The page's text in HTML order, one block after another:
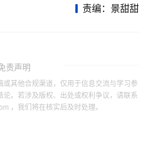
责编：景甜甜
责声明
其他合规渠道，仅用于信息交流与学习参
。若涉及版权、出处或权利争议，请联系
，我们将在核实后及时处理。